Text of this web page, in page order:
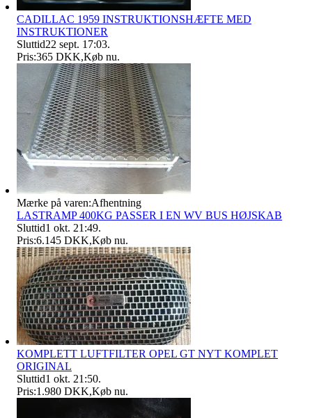
CADILLAC 1959 INSTRUKTIONSHÆFTE MED
INSTRUKTIONER
Sluttid22 sept. 17:03.
Pris:365 DKK,Køb nu.
Mærke på varen:Afhentning
LASTRAMP 400KG PASSER I EN WV BUS HØJSKAB
Sluttid1 okt. 21:49.
Pris:6.145 DKK,Køb nu.
KOMPLETT LUFTFILTER OPEL GT NYT KOMPLET
ORIGINAL
Sluttid1 okt. 21:50.
Pris:1.980 DKK,Køb nu.